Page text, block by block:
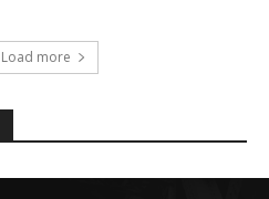
Load more